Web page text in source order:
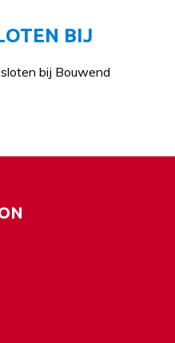
BIJ
bij Bouwend